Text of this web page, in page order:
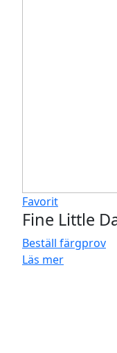
Favorit
Fine Little
Beställ färgprov
Läs mer